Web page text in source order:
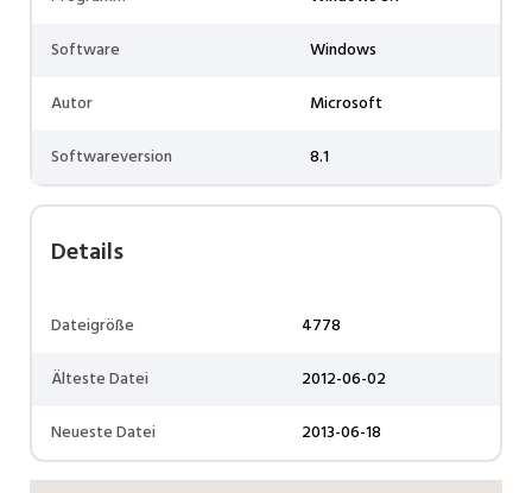
Software
Windows
Autor
Microsoft
Softwareversion
8.1
Details
Dateigröße
4778
Älteste Datei
2012-06-02
Neueste Datei
2013-06-18